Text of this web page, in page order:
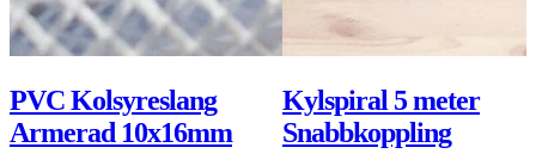
PVC Kolsyreslang
Armerad 10x16mm
Kylspiral 5 meter
Snabbkoppling